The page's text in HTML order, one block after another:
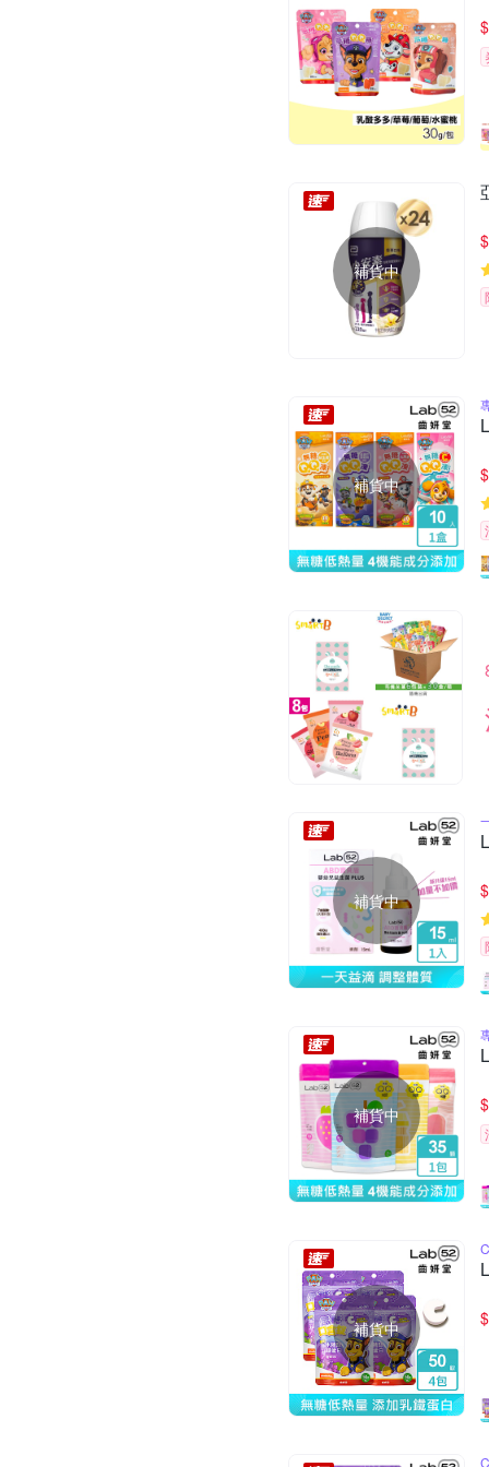
$
補貨中
$
補貨中 $
補貨中 $
補貨中 $
補貨中 $